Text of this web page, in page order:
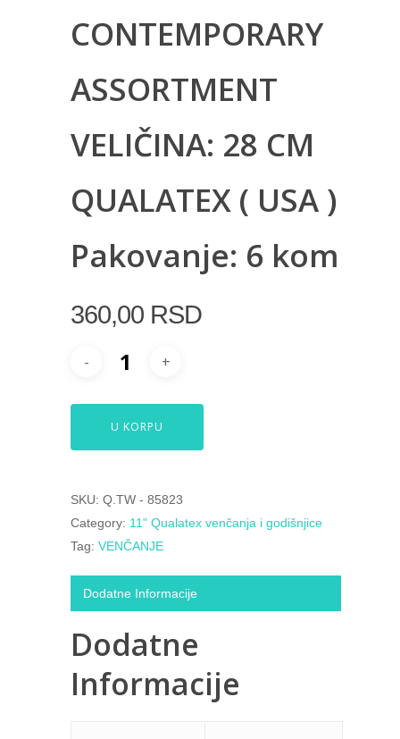
CONTEMPORARY
ASSORTMENT
VELIČINA: 28 CM
QUALATEX ( USA )
Pakovanje: 6 kom
360,00 RSD
U KORPU
SKU: Q.TW - 85823
Category: 11" Qualatex venčanja i godišnjice
Tag: VENČANJE
Dodatne Informacije
Dodatne
Informacije